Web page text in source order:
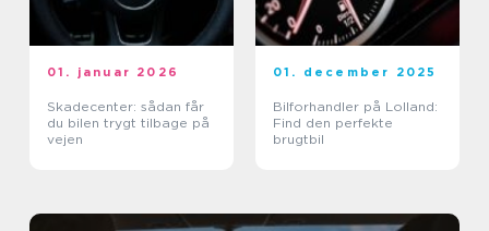
01. januar 2026
Skadecenter: sådan får
du bilen trygt tilbage på
vejen
01. december 2025
Bilforhandler på Lolland:
Find den perfekte
brugtbil